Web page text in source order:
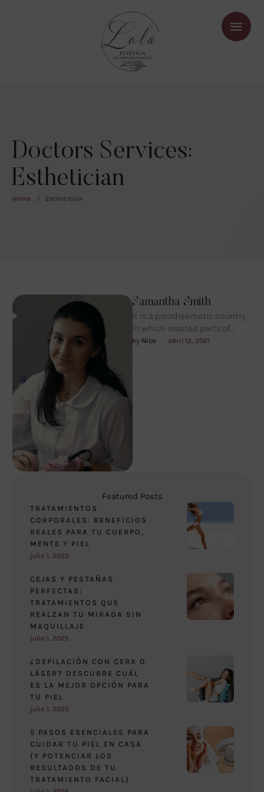
Doctors Services:
Esthetician
Home / Esthetician
Samantha Smith
It is a paradisematic country,
in which roasted parts of
sentences fly into your mouth.
by Nico abril 12, 2021
Featured Posts
TRATAMIENTOS
CORPORALES: BENEFICIOS
REALES PARA TU CUERPO,
MENTE Y PIEL
julio 1, 2025
CEJAS Y PESTAÑAS
PERFECTAS:
TRATAMIENTOS QUE
REALZAN TU MIRADA SIN
MAQUILLAJE
julio 1, 2025
¿DEPILACIÓN CON CERA O
LÁSER? DESCUBRE CUÁL
ES LA MEJOR OPCIÓN PARA
TU PIEL
julio 1, 2025
5 PASOS ESENCIALES PARA
CUIDAR TU PIEL EN CASA
(Y POTENCIAR LOS
RESULTADOS DE TU
TRATAMIENTO FACIAL)